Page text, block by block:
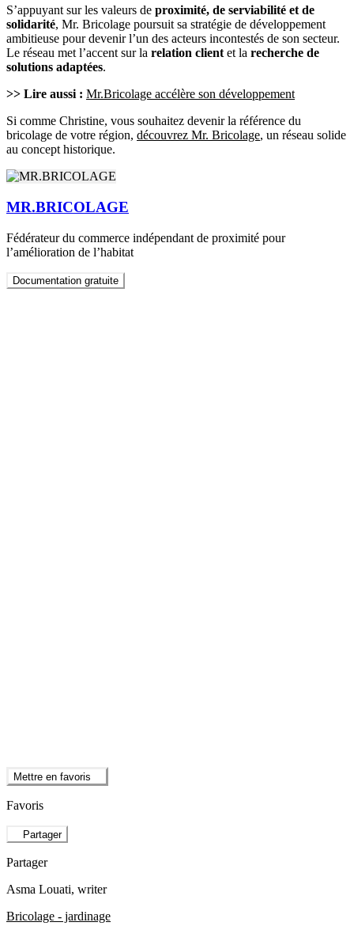
S’appuyant sur les valeurs de proximité, de serviabilité et de
solidarité, Mr. Bricolage poursuit sa stratégie de développement
ambitieuse pour devenir l’un des acteurs incontestés de son secteur.
Le réseau met l’accent sur la relation client et la recherche de
solutions adaptées.
>> Lire aussi : Mr.Bricolage accélère son développement
Si comme Christine, vous souhaitez devenir la référence du
bricolage de votre région, découvrez Mr. Bricolage, un réseau solide
au concept historique.
MR.BRICOLAGE
Fédérateur du commerce indépendant de proximité pour
l’amélioration de l’habitat
Documentation gratuite
Mettre en favoris
Favoris
Partager
Partager
Asma Louati, writer
Bricolage - jardinage